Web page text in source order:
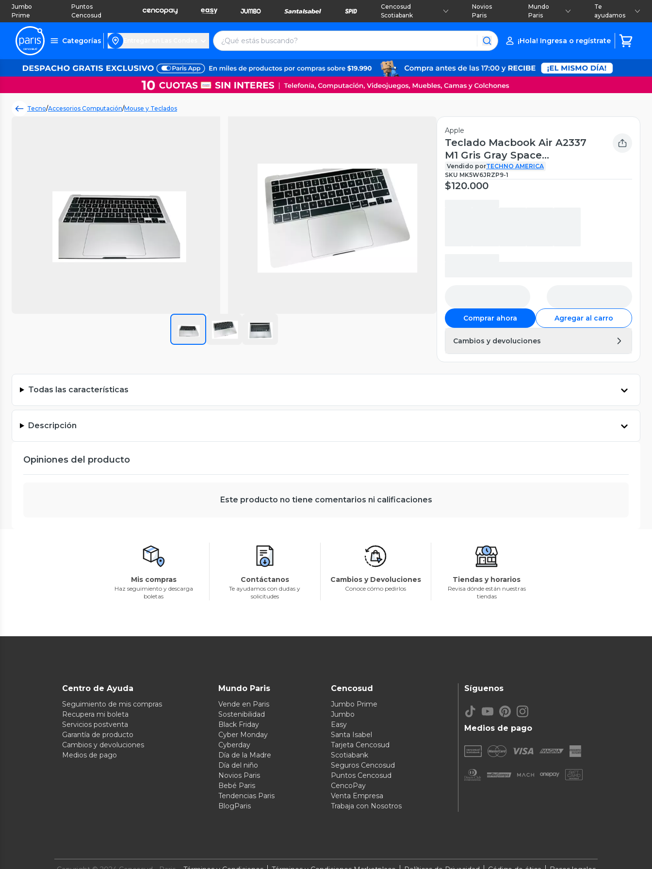
Jumbo
Prime
Puntos
Cencosud
Cencosud
Scotiabank
Novios
Paris
Mundo
Paris
Te
ayudamos
Categorías ¡Hola! Ingresa o regístrate
Tecno/Accesorios Computación/Mouse y Teclados
Apple
Teclado Macbook Air A2337
M1 Gris Gray Space
REACONDICIONADO
Vendido porTECHNO AMERICA
SKU MK5W6JRZP9-1
$120.000
Comprar ahora Agregar al carro
Cambios y devoluciones
Todas las características
Descripción
Opiniones del producto
Este producto no tiene comentarios ni calificaciones
Mis compras
Haz seguimiento y descarga
boletas
Contáctanos
Te ayudamos con dudas y
solicitudes
Cambios y Devoluciones
Conoce cómo pedirlos
Tiendas y horarios
Revisa dónde están nuestras
tiendas
Centro de Ayuda
Seguimiento de mis compras
Recupera mi boleta
Servicios postventa
Garantía de producto
Cambios y devoluciones
Medios de pago
Mundo Paris
Vende en Paris
Sostenibilidad
Black Friday
Cyber Monday
Cyberday
Día de la Madre
Día del niño
Novios Paris
Bebé Paris
Tendencias Paris
BlogParis
Cencosud
Jumbo Prime
Jumbo
Easy
Santa Isabel
Tarjeta Cencosud
Scotiabank
Seguros Cencosud
Puntos Cencosud
CencoPay
Venta Empresa
Trabaja con Nosotros
Medios de pago
Síguenos